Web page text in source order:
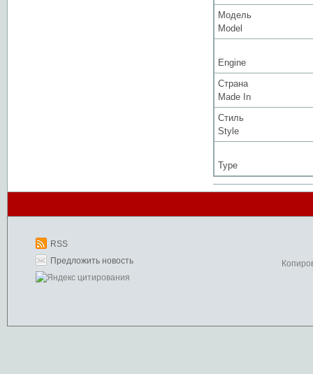
Модель
Model
Engine
Страна
Made In
Стиль
Style
Type
RSS
Предложить новость